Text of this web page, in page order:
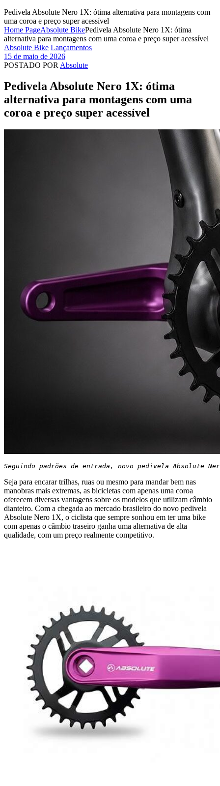
Pedivela Absolute Nero 1X: ótima alternativa para montagens com
uma coroa e preço super acessível
Home PageAbsolute BikePedivela Absolute Nero 1X: ótima
alternativa para montagens com uma coroa e preço super acessível
Categories
Absolute Bike Lançamentos
15 de maio de 2026
POSTADO POR Absolute
Pedivela Absolute Nero 1X: ótima
alternativa para montagens com uma
coroa e preço super acessível
Seguindo padrões de entrada, novo pedivela Absolute
Seja para encarar trilhas, ruas ou mesmo para mandar bem nas
manobras mais extremas, as bicicletas com apenas uma coroa
oferecem diversas vantagens sobre os modelos que utilizam câmbio
dianteiro. Com a chegada ao mercado brasileiro do novo pedivela
Absolute Nero 1X, o ciclista que sempre sonhou em ter uma bike
com apenas o câmbio traseiro ganha uma alternativa de alta
qualidade, com um preço realmente competitivo.